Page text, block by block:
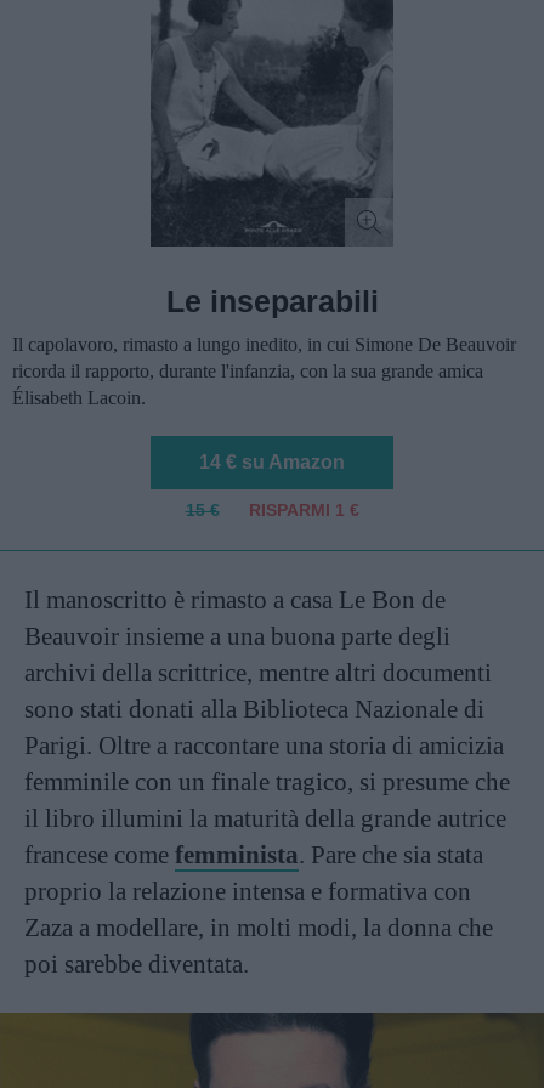
Le inseparabili
Il capolavoro, rimasto a lungo inedito, in cui Simone De Beauvoir
ricorda il rapporto, durante l'infanzia, con la sua grande amica
Élisabeth Lacoin.
14 € su Amazon
15 € RISPARMI 1 €
Il manoscritto è rimasto a casa Le Bon de
Beauvoir insieme a una buona parte degli
archivi della scrittrice, mentre altri documenti
sono stati donati alla Biblioteca Nazionale di
Parigi. Oltre a raccontare una storia di amicizia
femminile con un finale tragico, si presume che
il libro illumini la maturità della grande autrice
francese come femminista. Pare che sia stata
proprio la relazione intensa e formativa con
Zaza a modellare, in molti modi, la donna che
poi sarebbe diventata.